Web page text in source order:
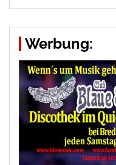
Werbung: